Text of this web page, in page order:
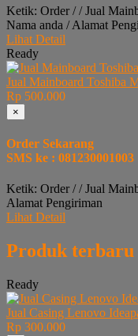
Ketik: Order / / Jual
Nama anda / Alamat
Lihat Detail
Ready
Jual Mainboard Toshiba
Rp 500.000
×
Order Sekarang
SMS ke : 081230001003
Ketik: Order / / Jual
Alamat Pengiriman
Lihat Detail
Produk terbaru
Ready
Jual Casing Lenovo
Rp 300.000